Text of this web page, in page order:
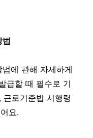
법
에 관해 자세하게
급할 때 필수로 기
로기준법 시행령
요.